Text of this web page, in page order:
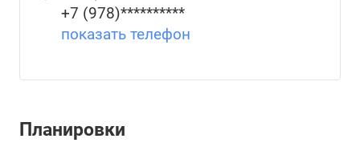
+7 (978)**********
показать телефон
Планировки